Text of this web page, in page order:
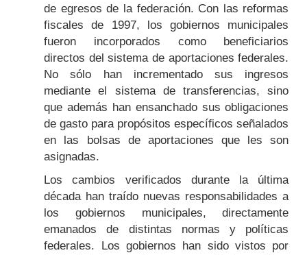
de egresos de la federación. Con las reformas
fiscales de 1997, los gobiernos municipales
fueron incorporados como beneficiarios
directos del sistema de aportaciones federales.
No sólo han incrementado sus ingresos
mediante el sistema de transferencias, sino
que además han ensanchado sus obligaciones
de gasto para propósitos específicos señalados
en las bolsas de aportaciones que les son
asignadas.
Los cambios verificados durante la última
década han traído nuevas responsabilidades a
los gobiernos municipales, directamente
emanados de distintas normas y políticas
federales. Los gobiernos han sido vistos por